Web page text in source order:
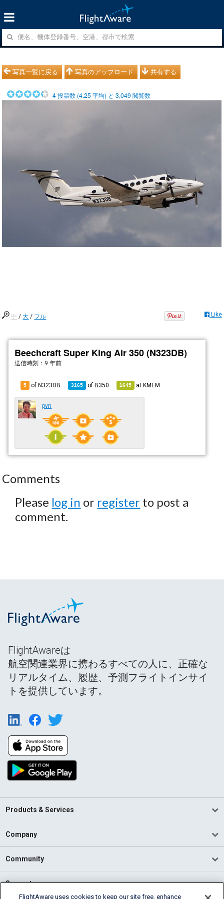
写真一覧に戻る 写真のアップロード 共有する
4投票数 (4.25 平均) と3,049 閲覧数
中 /大 / フル Like
Beechcraft Super King Air 350 (N323DB)
送信時刻： 9 年前
5 of N323DB 3165 ofB350 1645 atKMEM
pvn
Comments
Please log in or register to post a
comment.
FlightAwareは
航空関連業界に携わるすべての人に、正確な
リアルタイム、履歴、予測フライトインサイ
トを提供しています。
Products & Services
Company
Community
Support
FlightAware uses cookies to keep our site free, enhance